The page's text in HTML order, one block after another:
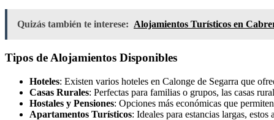
Quizás también te interese: Alojamientos Turísticos en
Tipos de Alojamientos Disponibles
Hoteles: Existen varios hoteles en Calonge de Segarra que
Casas Rurales: Perfectas para familias o grupos, las casas
Hostales y Pensiones: Opciones más económicas que
Apartamentos Turísticos: Ideales para estancias largas,